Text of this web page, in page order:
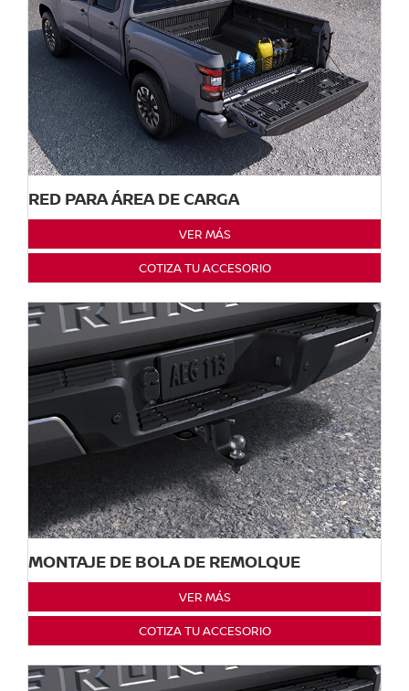
RED PARA ÁREA DE CARGA
VER MÁS
COTIZA TU ACCESORIO
MONTAJE DE BOLA DE REMOLQUE
VER MÁS
COTIZA TU ACCESORIO